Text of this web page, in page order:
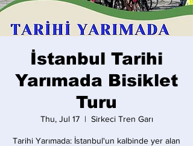
İstanbul Tarihi
Yarımada Bisiklet
Turu
Thu, Jul 17
  |
Sirkeci Tren Garı
Tarihi Yarımada: İstanbul'un kalbinde yer alan